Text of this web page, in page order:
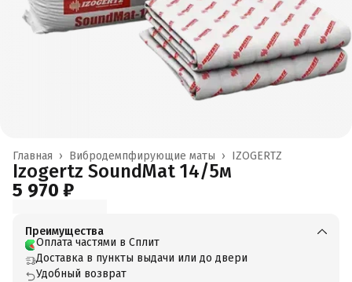
IZOGERTZ
Вибродемпфирующие маты ›
Главная ›
Izogertz SoundMat 14/5м
5 970 ₽
Преимущества
Оплата частями в Сплит
Доставка в пункты выдачи или до двери
Удобный возврат